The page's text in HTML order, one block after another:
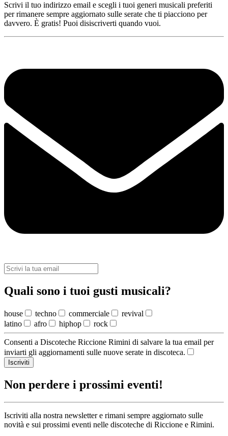
Scrivi il tuo indirizzo email e scegli i tuoi generi musicali preferiti
per rimanere sempre aggiornato sulle serate che ti piacciono per
davvero. È gratis! Puoi disiscriverti quando vuoi.
Quali sono i tuoi gusti musicali?
house techno commerciale
revival
latino
afro hiphop rock
Consenti a Discoteche Riccione Rimini di salvare la tua email per
inviarti gli aggiornamenti sulle nuove serate in discoteca.
Iscriviti
Non perdere i prossimi eventi!
Iscriviti alla nostra newsletter e rimani sempre aggiornato sulle
novità e sui prossimi eventi nelle discoteche di Riccione e Rimini.